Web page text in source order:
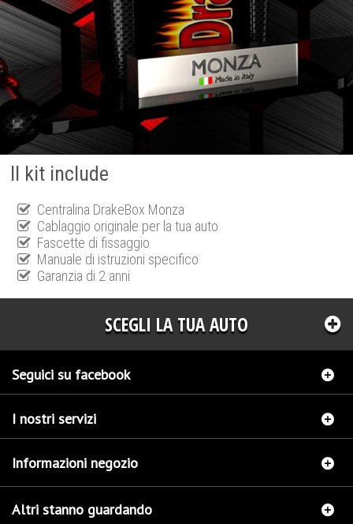
Il kit include
Centralina DrakeBox Monza
Cablaggio originale per la tua auto
Fascette di fissaggio
Manuale di istruzioni specifico
Garanzia di 2 anni
SCEGLI LA TUA AUTO
Seguici su facebook
I nostri servizi
Informazioni negozio
Altri stanno guardando